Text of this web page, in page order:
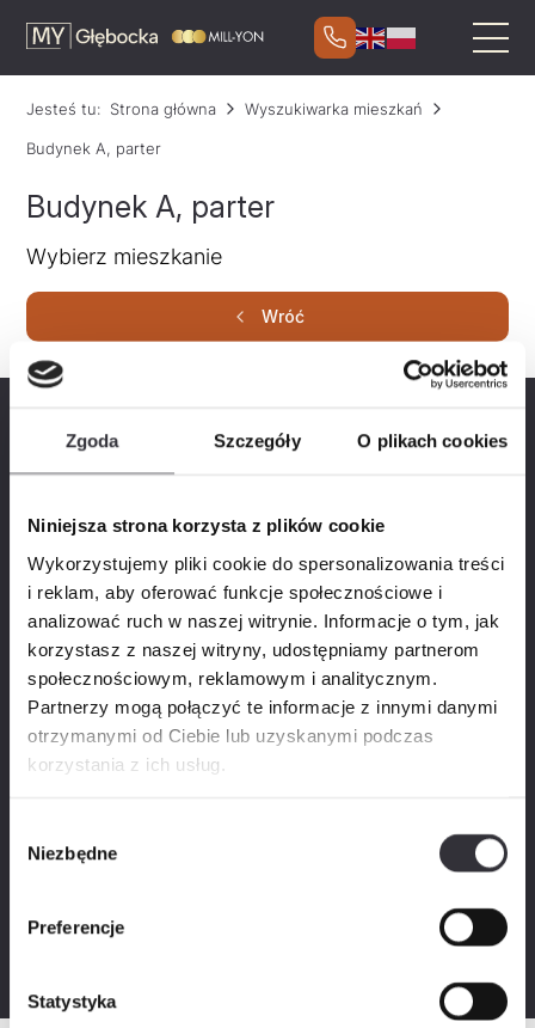
Zgoda Szczegóły O plikach cookies
Niniejsza strona korzysta z plików cookie
Wykorzystujemy pliki cookie do spersonalizowania treści
i reklam, aby oferować funkcje społecznościowe i
analizować ruch w naszej witrynie. Informacje o tym, jak
korzystasz z naszej witryny, udostępniamy partnerom
społecznościowym, reklamowym i analitycznym.
Partnerzy mogą połączyć te informacje z innymi danymi
otrzymanymi od Ciebie lub uzyskanymi podczas
korzystania z ich usług.
zgody
Niezbędne
Preferencje
Statystyka
Jesteś tu: Strona główna Wyszukiwarka mieszkań
Budynek A, parter
Budynek A, parter
Wybierz mieszkanie
Wróć
Zaznacz kryteria, jakie ma spełniać Twoje mieszkanie
2 3 4
Piętro
0 1 2 3 4
Dodatkowe
Promocje
Cena (zł)